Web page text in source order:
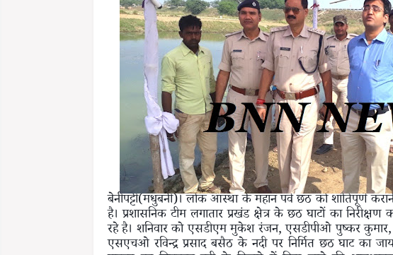
बेनीपट्टी(मधुबनी)। लोक आस्था के महान पर्व छठ को शांतिपूर्ण
है। प्रशासनिक टीम लगातार प्रखंड क्षेत्र के छठ घाटों का
रहे है। शनिवार को एसडीएम मुकेश रंजन, एसडीपीओ पुष्कर कुमार,
एसएचओ रविन्द्र प्रसाद बसैठ के नदी पर निर्मित छठ घाट का